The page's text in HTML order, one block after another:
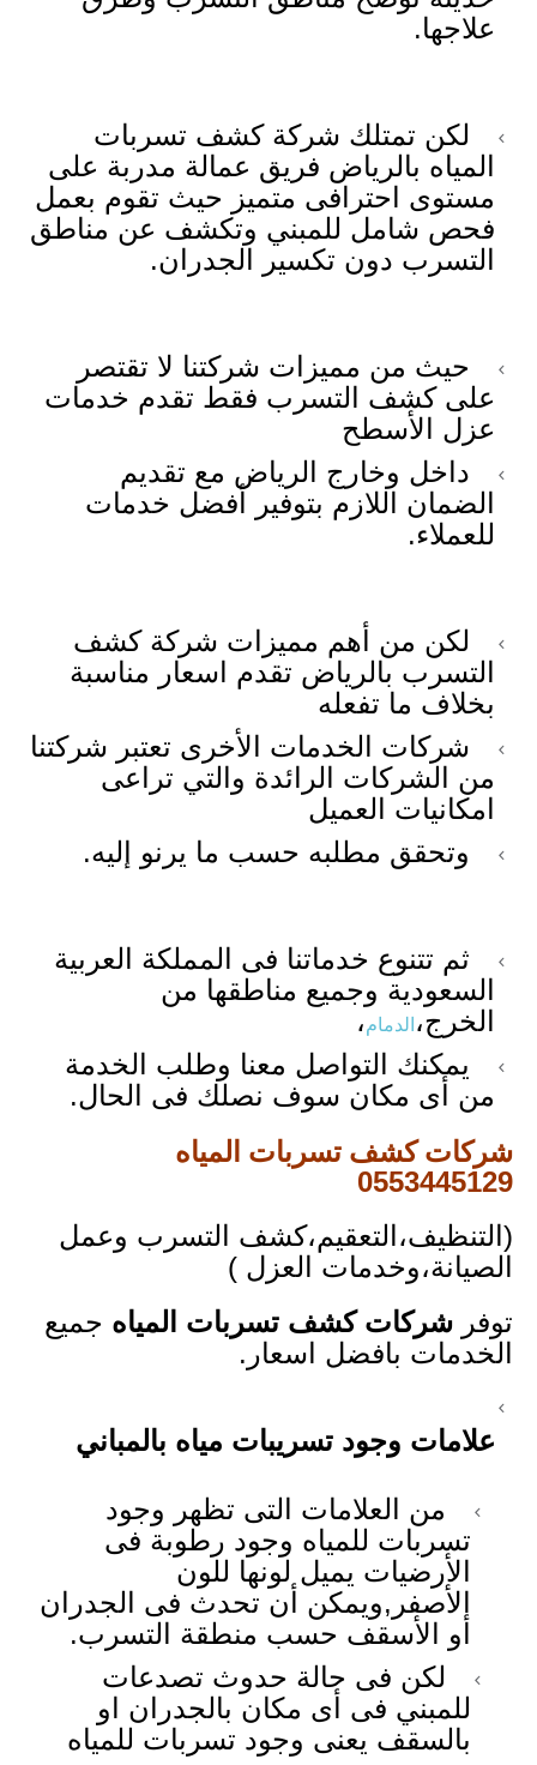
علاجها.
لكن تمتلك شركة كشف تسربات
المياه بالرياض فريق عمالة مدربة على
مستوى احترافى متميز حيث تقوم بعمل
فحص شامل للمبني وتكشف عن مناطق
التسرب دون تكسير الجدران.
حيث من مميزات شركتنا لا تقتصر
على كشف التسرب فقط تقدم خدمات
عزل الأسطح
داخل وخارج الرياض مع تقديم
الضمان اللازم بتوفير أفضل خدمات
للعملاء.
لكن من أهم مميزات شركة كشف
التسرب بالرياض تقدم اسعار مناسبة
بخلاف ما تفعله
شركات الخدمات الأخرى تعتبر شركتنا
من الشركات الرائدة والتي تراعى
امكانيات العميل
وتحقق مطلبه حسب ما يرنو إليه.
ثم تتنوع خدماتنا فى المملكة العربية
السعودية وجميع مناطقها من
الخرج،الدمام،
يمكنك التواصل معنا وطلب الخدمة
من أى مكان سوف نصلك فى الحال.
شركات كشف تسربات المياه
0553445129
(التنظيف،التعقيم،كشف التسرب وعمل
الصيانة،وخدمات العزل )
توفر شركات كشف تسربات المياه جميع
الخدمات بافضل اسعار.
علامات وجود تسريبات مياه بالمباني
من العلامات التى تظهر وجود
تسربات للمياه وجود رطوبة فى
الأرضيات يميل لونها للون
الأصفر,ويمكن أن تحدث فى الجدران
أو الأسقف حسب منطقة التسرب.
لكن فى حالة حدوث تصدعات
للمبني فى أى مكان بالجدران او
بالسقف يعنى وجود تسربات للمياه